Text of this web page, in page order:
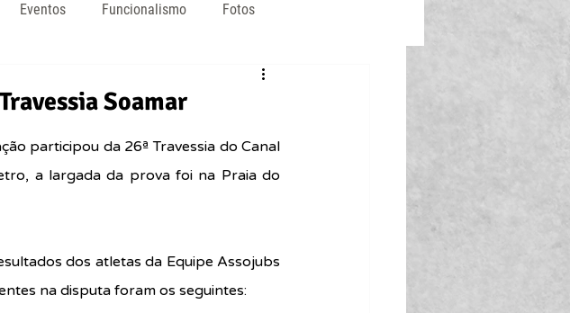
Eventos Funcionalismo Fotos
Soamar
participou da 26ª Travessia do Canal
a largada da prova foi na Praia do
dos atletas da Equipe Assojubs
na disputa foram os seguintes: